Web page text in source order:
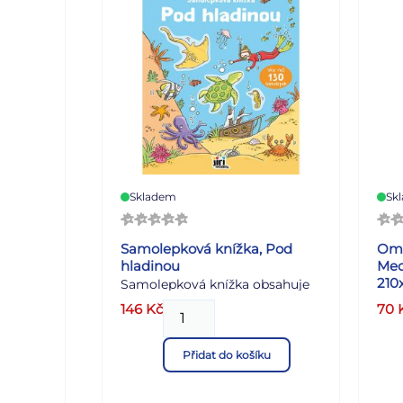
Skladem
Samolepková knížka, Pod
hladinou
Samolepková knížka obsahuje
16 barevných stran a 8 stran
samolepek k dolepení.
146 Kč
Přidat do košíku
v
70